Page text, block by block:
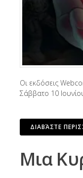
Οι εκδόσεις
Σάββατο 10
ΔΙΑΒΆΣΤΕ
Μια